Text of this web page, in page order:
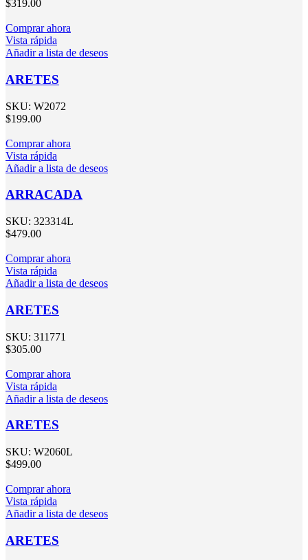
$319.00
Comprar ahora
Vista rápida
Añadir a lista de deseos
ARETES
SKU: W2072
$199.00
Comprar ahora
Vista rápida
Añadir a lista de deseos
ARRACADA
SKU: 323314L
$479.00
Comprar ahora
Vista rápida
Añadir a lista de deseos
ARETES
SKU: 311771
$305.00
Comprar ahora
Vista rápida
Añadir a lista de deseos
ARETES
SKU: W2060L
$499.00
Comprar ahora
Vista rápida
Añadir a lista de deseos
ARETES